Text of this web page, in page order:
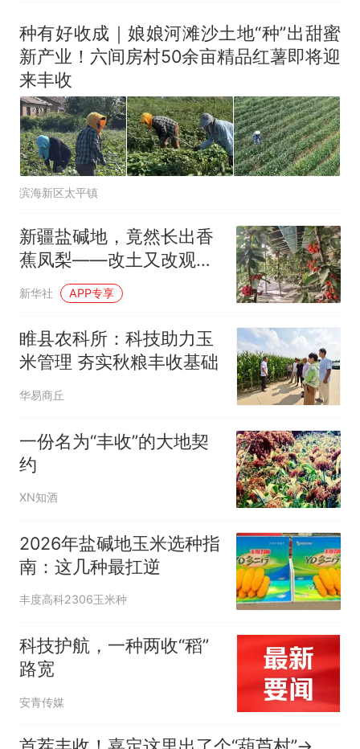
种有好收成｜娘娘河滩沙土地“种”出甜蜜
新产业！六间房村50余亩精品红薯即将迎
来丰收
滨海新区太平镇
新疆盐碱地，竟然长出香
蕉凤梨——改土又改观
念，科研帮扶让新疆年轻
人成为懂技术、有底气的
新农人
新华社 APP专享
睢县农科所：科技助力玉
米管理 夯实秋粮丰收基础
华易商丘
一份名为“丰收”的大地契
约
XN知酒
2026年盐碱地玉米选种指
南：这几种最扛逆
丰度高科2306玉米种
科技护航，一种两收“稻”
路宽
安青传媒